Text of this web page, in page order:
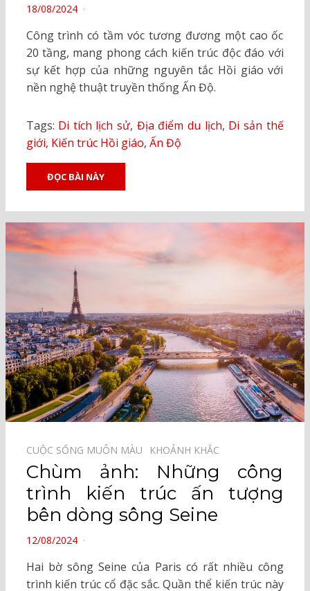
POSTED
18/08/2024
Công trình có tầm vóc tương đương một cao ốc
20 tầng, mang phong cách kiến trúc độc đáo với
sự kết hợp của những nguyên tắc Hồi giáo với
nền nghệ thuật truyền thống Ấn Độ.
Tags: Di tích lịch sử, Địa điểm du lịch, Di sản thế
giới, Kiến trúc Hồi giáo, Ấn Độ
ĐỌC BÀI NÀY
CUỘC SỐNG MUÔN MÀU⠀ KHOẢNH KHẮC⠀
Chùm ảnh: Những công
trình kiến trúc ấn tượng
bên dòng sông Seine
POSTED
12/08/2024
Hai bờ sông Seine của Paris có rất nhiều công
trình kiến trúc cổ đặc sắc. Quần thể kiến trúc này